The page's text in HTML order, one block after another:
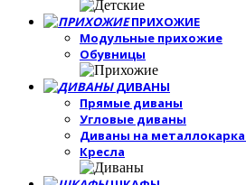
ПРИХОЖИЕ
Модульные прихожие
Обувницы
ДИВАНЫ
Прямые диваны
Угловые диваны
Диваны на
Кресла